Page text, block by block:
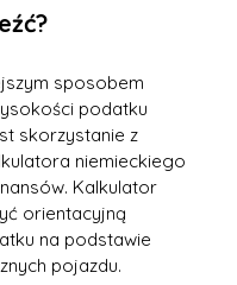
sposobem
podatku
skorzystanie z
niemieckiego
Kalkulator
orientacyjną
na podstawie
pojazdu.